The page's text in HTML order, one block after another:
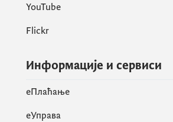
YouTube
Flickr
Информације и сервиси
eПлаћање
еУправа